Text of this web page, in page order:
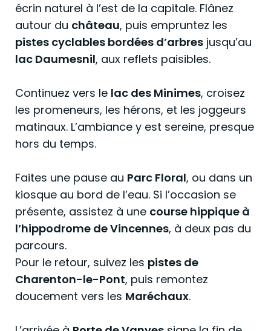
écrin naturel à l’est de la capitale. Flânez
autour du château, puis empruntez les
pistes cyclables bordées d’arbres jusqu’au
lac Daumesnil, aux reflets paisibles.
Continuez vers le lac des Minimes, croisez
les promeneurs, les hérons, et les joggeurs
matinaux. L’ambiance y est sereine, presque
hors du temps.
Faites une pause au Parc Floral, ou dans un
kiosque au bord de l’eau. Si l’occasion se
présente, assistez à une course hippique à
l’hippodrome de Vincennes, à deux pas du
parcours.
Pour le retour, suivez les pistes de
Charenton-le-Pont, puis remontez
doucement vers les Maréchaux.